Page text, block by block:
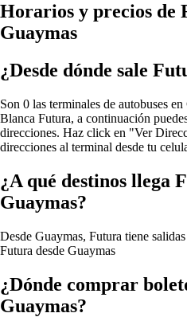
Horarios y precios de
Guaymas
¿Desde dónde sale
Son 0 las terminales de autobuses
Blanca Futura, a continuación
direcciones. Haz click en "Ver
direcciones al terminal desde tu
¿A qué destinos llega
Guaymas?
Desde Guaymas, Futura tiene salidas
Futura desde Guaymas
¿Dónde comprar
Guaymas?